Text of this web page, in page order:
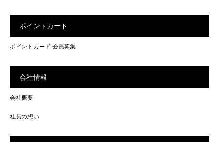
ポイントカード
ポイントカード 会員募集
会社情報
会社概要
社長の想い